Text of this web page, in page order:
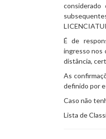
É de
ingresso nos
distância,
As
definido por
Caso não
Lista de